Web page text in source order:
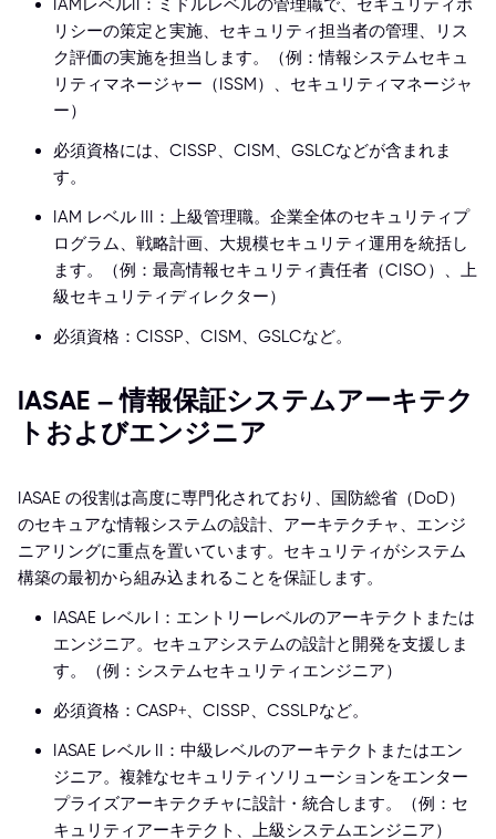
IAMレベルII：ミドルレベルの管理職で、セキュリティポ
リシーの策定と実施、セキュリティ担当者の管理、リス
ク評価の実施を担当します。（例：情報システムセキュ
リティマネージャー（ISSM）、セキュリティマネージャ
ー）
必須資格には、CISSP、CISM、GSLCなどが含まれま
す。
IAM レベル III：上級管理職。企業全体のセキュリティプ
ログラム、戦略計画、大規模セキュリティ運用を統括し
ます。（例：最高情報セキュリティ責任者（CISO）、上
級セキュリティディレクター）
必須資格：CISSP、CISM、GSLCなど。
IASAE – 情報保証システムアーキテク
トおよびエンジニア
IASAE の役割は高度に専門化されており、国防総省（DoD）
のセキュアな情報システムの設計、アーキテクチャ、エンジ
ニアリングに重点を置いています。セキュリティがシステム
構築の最初から組み込まれることを保証します。
IASAE レベル I：エントリーレベルのアーキテクトまたは
エンジニア。セキュアシステムの設計と開発を支援しま
す。（例：システムセキュリティエンジニア）
必須資格：CASP+、CISSP、CSSLPなど。
IASAE レベル II：中級レベルのアーキテクトまたはエン
ジニア。複雑なセキュリティソリューションをエンター
プライズアーキテクチャに設計・統合します。（例：セ
キュリティアーキテクト、上級システムエンジニア）